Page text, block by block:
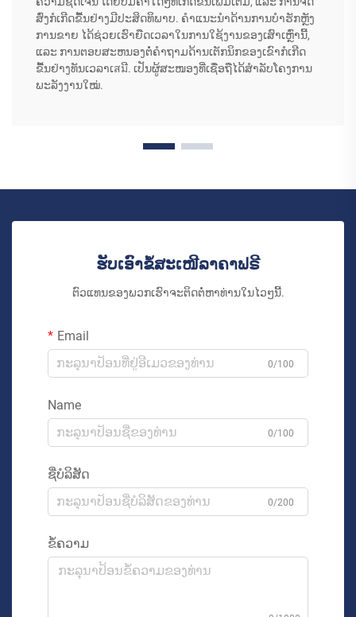
ສົ່ງກໍເກີດຂື້ນຢ່າງມີປະສິດທິພາບ. ຄຳແນະນຳດ້ານການບໍາຮັກຫຼັງ
ການຂາຍ ໄດ້ຊ່ວຍເຮົາຍືດເວລາໃນການໃຊ້ງານຂອງເສົາເຫຼົ່ານີ້,
ແລະ ການຕອບສະຫນອງຕໍ່ຄຳຖາມດ້ານເຕັກນິກຂອງເຂົາກໍເກີດ
ຂື້ນຢ່າງທັນເວລາເสมີ. ເປັນຜູ້ສະໜອງທີ່ເຊື່ອຖືໄດ້ສຳລັບໂຄງການ
ພະລັງງານໃໝ່.
ຮັບເອົາຂໍ້ສະເໜີລາຄາຟຣີ
ຕົວແທນຂອງພວກເຮົາຈະຕິດຕໍ່ຫາທ່ານໃນໄວໆນີ້.
Email
0/100
Name
0/100
ຊື່ບໍລິສັດ
0/200
ຂໍ້ຄວາມ